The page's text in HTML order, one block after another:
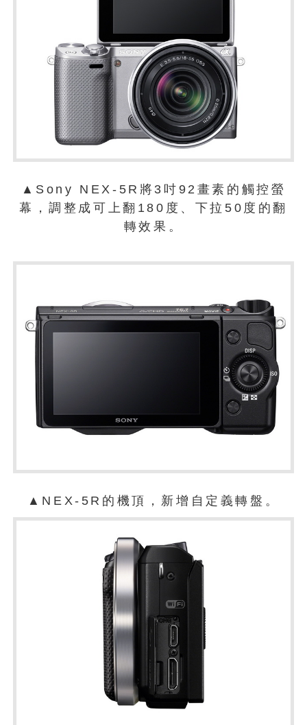
▲Sony NEX-5R將3吋92畫素的觸控螢
幕，調整成可上翻180度、下拉50度的翻
轉效果。
▲NEX-5R的機頂，新增自定義轉盤。